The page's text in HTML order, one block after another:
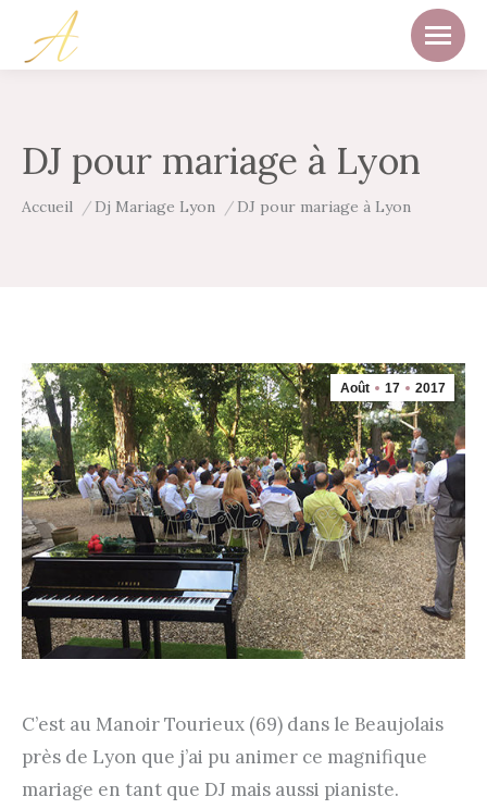
DJ pour mariage à Lyon
Vous êtes ici :
Accueil Dj Mariage Lyon DJ pour mariage à Lyon
Août 17 2017
C’est au Manoir Tourieux (69) dans le Beaujolais
près de Lyon que j’ai pu animer ce magnifique
mariage en tant que DJ mais aussi pianiste.